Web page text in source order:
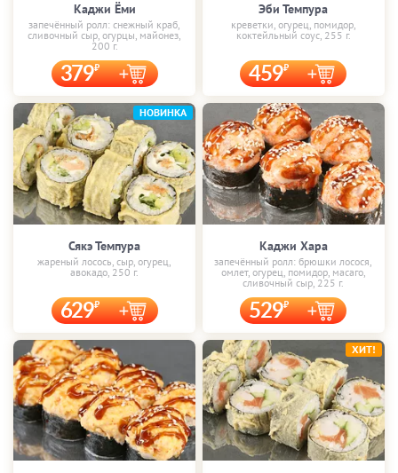
Каджи Ёми
запечённый ролл: снежный краб,
сливочный сыр, огурцы, майонез,
200 г.
379
Эби Темпура
креветки, огурец, помидор,
коктейльный соус, 255 г.
459
Сякэ Темпура
жареный лосось, сыр, огурец,
авокадо, 250 г.
629
НОВИНКА
Каджи Хара
запечённый ролл: брюшки лосося,
омлет, огурец, помидор, масаго,
сливочный сыр, 225 г.
529
ХИТ!